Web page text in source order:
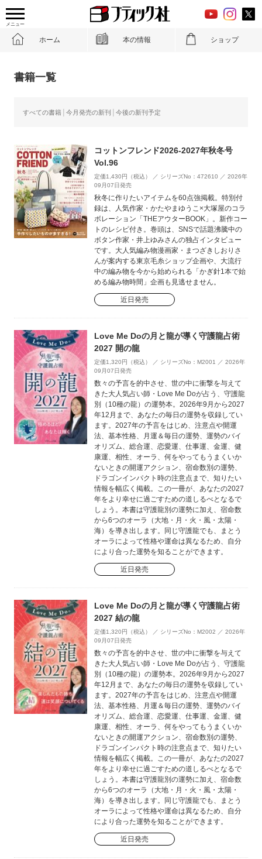
メニュー
ホーム 本の情報 ショップ
書籍一覧
すべての書籍 今月発売の新刊 今後の新刊予定
コットンフレンド2026-2027年秋冬号
Vol.96
定価1,430円（税込） ／ シリーズNo：472610 ／ 2026年
09月07日発売
秋冬に作りたいアイテムを60点強掲載。特別付
録は、人気作家・かたやまゆうこ×大塚屋のコラ
ボレーション「THEアウターBOOK」。新作コー
トのレシピ付き。巻頭は、SNSで話題沸騰中の
ボタン作家・井上ゆみさんの独占インタビュー
です。大人気編み物漫画家・まつざきしおりさ
んが案内する東京毛糸ショップ企画や、大流行
中の編み物を今から始められる「かぎ針1本で始
める編み物時間」企画も見逃せません。
近日発売
Love Me Doの月と龍が導く守護龍占術
2027 開の龍
定価1,320円（税込） ／ シリーズNo：M2001 ／ 2026年
09月07日発売
数々の予言を的中させ、世の中に衝撃を与えて
きた大人気占い師・Love Me Doが占う、守護龍
別（10種の龍）の運勢本。2026年9月から2027
年12月まで、あなたの毎日の運勢を収録してい
ます。2027年の予言をはじめ、注意点や開運
法、基本性格、月運＆毎日の運勢、運勢のバイ
オリズム、総合運、恋愛運、仕事運、金運、健
康運、相性、オーラ、何をやってもうまくいか
ないときの開運アクション、宿命数別の運勢、
ドラゴンインパクト時の注意点まで、知りたい
情報を幅広く掲載。この一冊が、あなたの2027
年をより幸せに過ごすための道しるべとなるで
しょう。本書は守護龍別の運勢に加え、宿命数
から6つのオーラ（大地・月・火・風・太陽・
海）を導き出します。同じ守護龍でも、まとう
オーラによって性格や運命は異なるため、自分
により合った運勢を知ることができます。
近日発売
Love Me Doの月と龍が導く守護龍占術
2027 結の龍
定価1,320円（税込） ／ シリーズNo：M2002 ／ 2026年
09月07日発売
数々の予言を的中させ、世の中に衝撃を与えて
きた大人気占い師・Love Me Doが占う、守護龍
別（10種の龍）の運勢本。2026年9月から2027
年12月まで、あなたの毎日の運勢を収録してい
ます。2027年の予言をはじめ、注意点や開運
法、基本性格、月運＆毎日の運勢、運勢のバイ
オリズム、総合運、恋愛運、仕事運、金運、健
康運、相性、オーラ、何をやってもうまくいか
ないときの開運アクション、宿命数別の運勢、
ドラゴンインパクト時の注意点まで、知りたい
情報を幅広く掲載。この一冊が、あなたの2027
年をより幸せに過ごすための道しるべとなるで
しょう。本書は守護龍別の運勢に加え、宿命数
から6つのオーラ（大地・月・火・風・太陽・
海）を導き出します。同じ守護龍でも、まとう
オーラによって性格や運命は異なるため、自分
により合った運勢を知ることができます。
近日発売